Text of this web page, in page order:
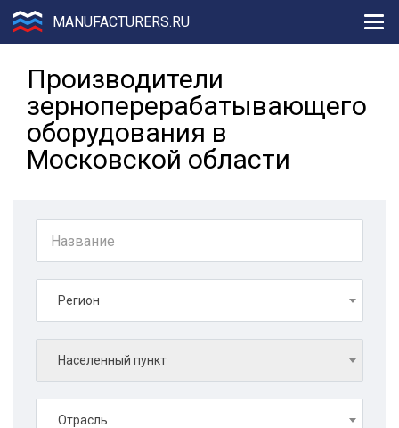
MANUFACTURERS.RU
Производители
зерноперерабатывающего
оборудования в
Московской области
Регион
Населенный пункт
Отрасль